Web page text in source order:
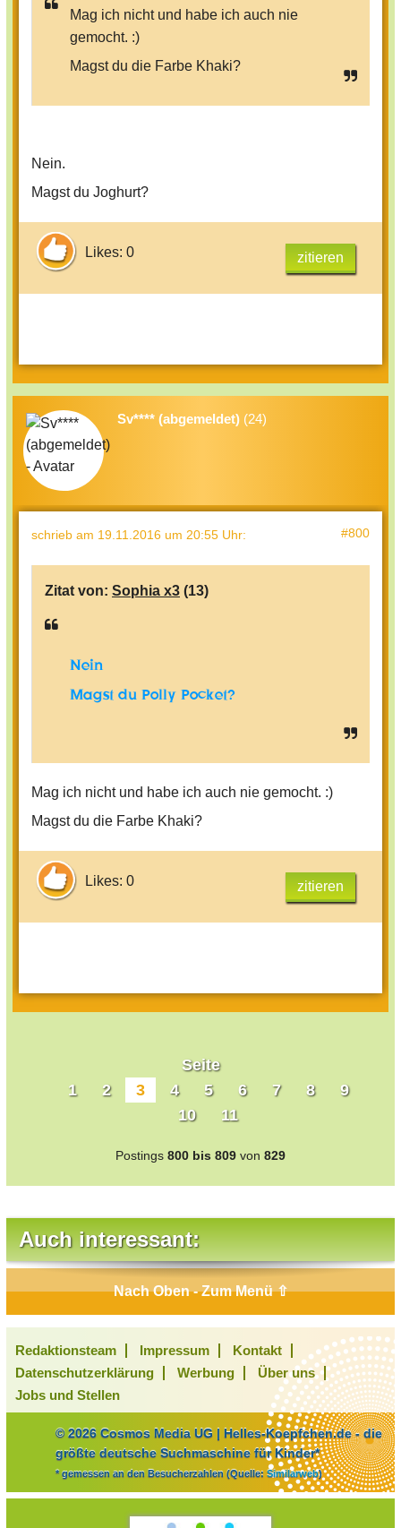
Mag ich nicht und habe ich auch nie
gemocht. :)
Magst du die Farbe Khaki?
Nein.
Magst du Joghurt?
Likes: 0 zitieren
Sv**** (abgemeldet) (24)
schrieb am 19.11.2016 um 20:55 Uhr: #800
Zitat von: Sophia x3 (13)
Nein
Magst du Polly Pocket?
Mag ich nicht und habe ich auch nie gemocht. :)
Magst du die Farbe Khaki?
Likes: 0 zitieren
Seite
1
2 3 4 5 6 7 8
9
10
11
Postings 800 bis 809 von 829
Auch interessant:
Nach Oben - Zum Menü ⇧
Redaktionsteam Impressum
Kontakt
Datenschutzerklärung
Werbung
Über uns
Jobs und Stellen
© 2026 Cosmos Media UG | Helles-Koepfchen.de - die
größte deutsche Suchmaschine für Kinder*
* gemessen an den Besucherzahlen (Quelle: Similarweb)